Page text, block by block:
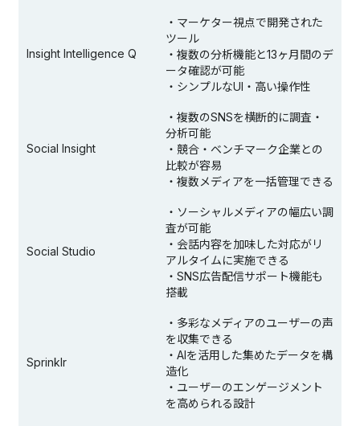
Insight Intelligence Q
・マーケター視点で開発された
ツール
・複数の分析機能と13ヶ月間のデ
ータ確認が可能
・シンプルなUI・高い操作性
Social Insight
・複数のSNSを横断的に調査・
分析可能
・競合・ベンチマーク企業との
比較が容易
・複数メディアを一括管理できる
Social Studio
・ソーシャルメディアの幅広い調
査が可能
・会話内容を加味した対応がリ
アルタイムに実施できる
・SNS広告配信サポート機能も
搭載
Sprinklr
・多彩なメディアのユーザーの声
を収集できる
・AIを活用した集めたデータを構
造化
・ユーザーのエンゲージメント
を高められる設計